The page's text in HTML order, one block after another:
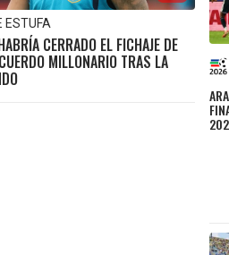
ESTUFA
CERRADO EL FICHAJE DE
MILLONARIO TRAS LA